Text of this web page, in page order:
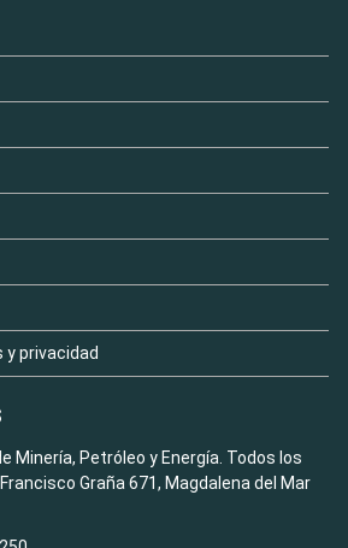
y privacidad
Minería, Petróleo y Energía. Todos los
Graña 671, Magdalena del Mar